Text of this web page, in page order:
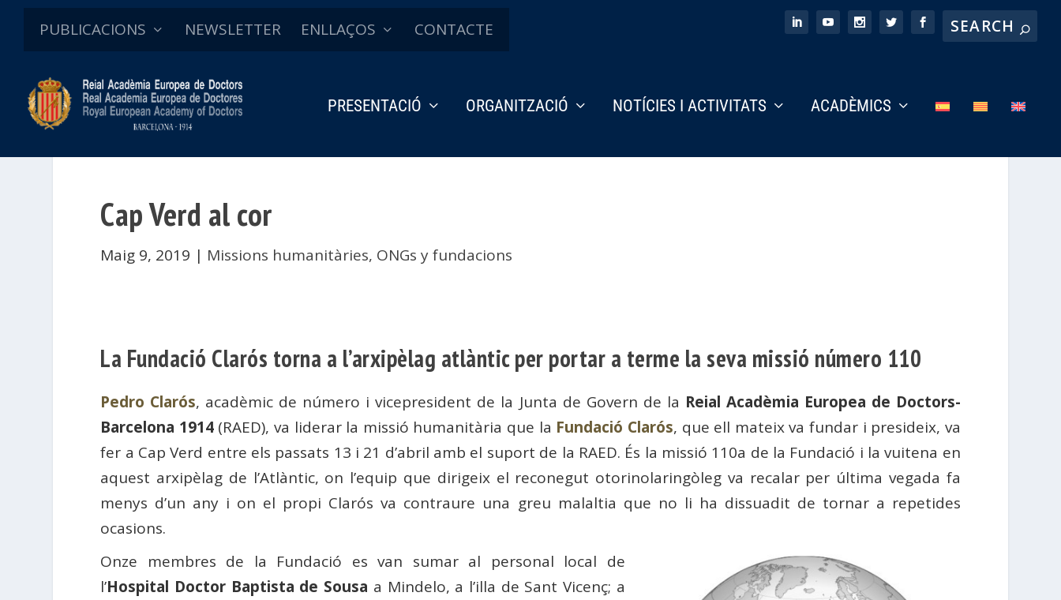
PUBLICACIONS NEWSLETTER ENLLAÇOS CONTACTE
PRESENTACIÓ ORGANITZACIÓ NOTÍCIES I ACTIVITATS ACADÈMICS
Cap Verd al cor
Maig 9, 2019 | Missions humanitàries, ONGs y fundacions
La Fundació Clarós torna a l’arxipèlag atlàntic per portar a terme la seva missió número 110
Pedro Clarós, acadèmic de número i vicepresident de la Junta de Govern de la Reial Acadèmia Europea de Doctors-
Barcelona 1914(RAED), va liderar la missió humanitària que la Fundació Clarós, que ell mateix va fundar i presideix, va
fer a Cap Verd entre els passats 13 i 21 d’abril amb el suport de la RAED. És la missió 110a de la Fundació i la vuitena en
aquest arxipèlag de l’Atlàntic, on l’equip que dirigeix ​​el reconegut otorinolaringòleg va recalar per última vegada fa
menys d’un any i on el propi Clarós va contraure una greu malaltia que no li ha dissuadit de tornar a repetides
ocasions.
Onze membres de la Fundació es van sumar al personal local de
l’Hospital Doctor Baptista de Sousa a Mindelo, a l’illa de Sant Vicenç; a